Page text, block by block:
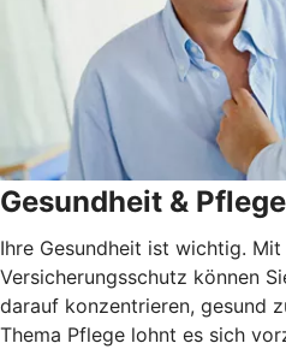
Gesundheit & Pflege
Ihre Gesundheit ist wichtig.
Versicherungsschutz können
darauf konzentrieren, gesund
Thema Pflege lohnt es sich